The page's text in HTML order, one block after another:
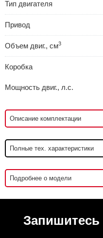
Тип двигателя
Привод
Объем двиг., см3
Коробка
Мощность двиг., л.с.
Описание комплектации
Полные тех. характеристики
Подробнее о модели
Запишитесь